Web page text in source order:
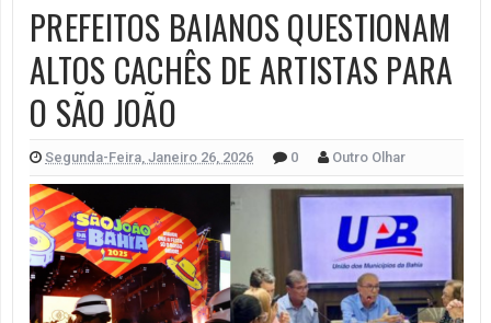
PREFEITOS BAIANOS QUESTIONAM
ALTOS CACHÊS DE ARTISTAS PARA
O SÃO JOÃO
Segunda-Feira, Janeiro 26, 2026 0 Outro Olhar